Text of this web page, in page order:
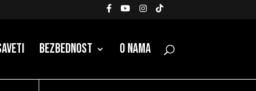
Bezbednost O nama